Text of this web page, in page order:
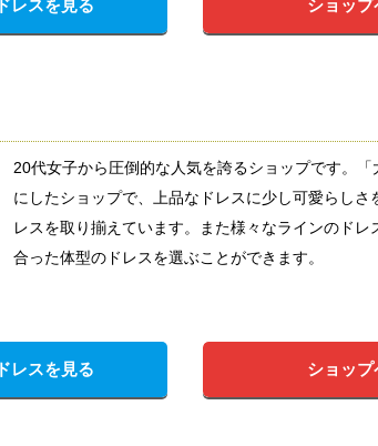
レスを見る ショッ
20代女子から圧倒的な人気を誇るショップです。
にしたショップで、上品なドレスに少し可愛らしさ
レスを取り揃えています。また様々なラインのドレ
合った体型のドレスを選ぶことができます。
レスを見る ショッ